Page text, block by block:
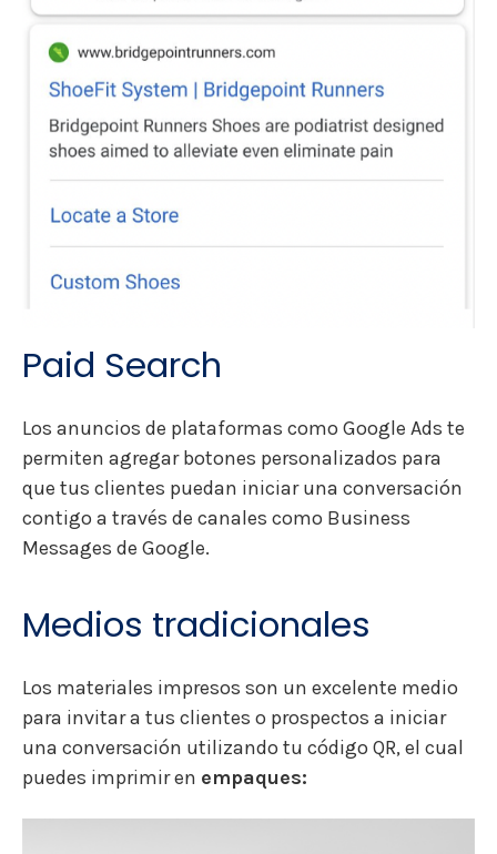
Paid Search
Los anuncios de plataformas como Google Ads te
permiten agregar botones personalizados para
que tus clientes puedan iniciar una conversación
contigo a través de canales como Business
Messages de Google.
Medios tradicionales
Los materiales impresos son un excelente medio
para invitar a tus clientes o prospectos a iniciar
una conversación utilizando tu código QR, el cual
puedes imprimir en empaques: